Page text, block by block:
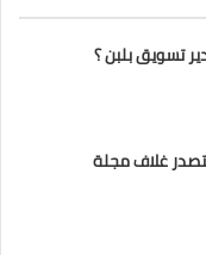
تسويق بلبن ؟
غلاف مجلة